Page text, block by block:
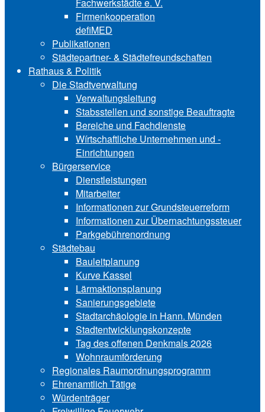
Fachwerkstädte e. V.
Firmenkooperation
defiMED
Publikationen
Städtepartner- & Städtefreundschaften
Rathaus & Politik
Die Stadtverwaltung
Verwaltungsleitung
Stabsstellen und ­sonstige Beauftragte
Bereiche und ­Fachdienste
Wírtschaftliche ­Unternehmen und ­
Einrichtungen
Bürgerservice
Dienstleistungen
Mitarbeiter
Informationen zur Grund‍steu‍er‍re‍form
Informationen zur Über‍nachtungssteuer
Parkgebührenordnung
Städtebau
Bauleitplanung
Kurve Kassel
Lärmaktionsplanung
Sanierungsgebiete
Stadtarchäologie in Hann. Münden
Stadtentwicklungskon‍zepte
Tag des offenen Denkmals 2026
Wohnraumförderung
Regionales Raumordnungsprogramm
Ehrenamtlich Tätige
Würdenträger